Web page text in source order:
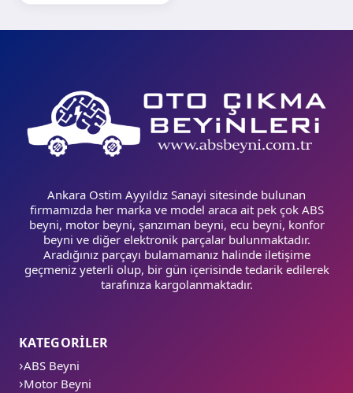
Ankara Ostim Ayyıldız Sanayi sitesinde bulunan
firmamızda her marka ve model araca ait pek çok ABS
beyni, motor beyni, şanzıman beyni, ecu beyni, konfor
beyni ve diğer elektronik parçalar bulunmaktadır.
Aradığınız parçayı bulamamanız halinde iletişime
geçmeniz yeterli olup, bir gün içerisinde tedarik edilerek
tarafınıza kargolanmaktadır.
KATEGORİLER
ABS Beyni
Motor Beyni